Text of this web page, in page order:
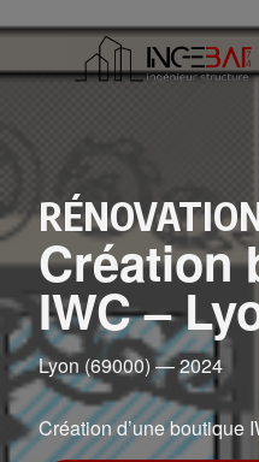
Création
IWC –
Lyon (69000) — 2024
Création d’une boutique